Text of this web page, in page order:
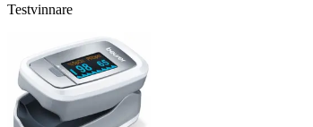
Testvinnare